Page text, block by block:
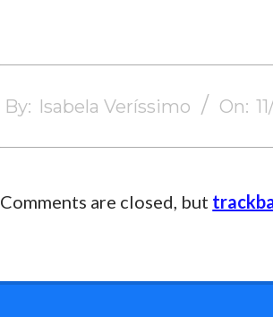
12-
By: Isabela Veríssimo On:
Comments are closed, but